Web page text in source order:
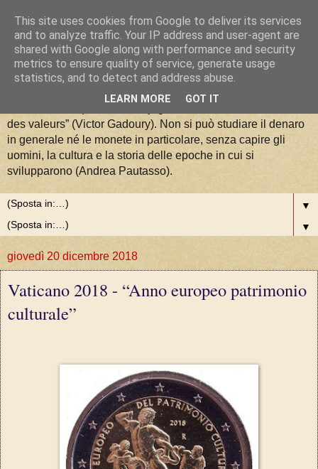
La Moneta tra Arte, Storia e
Valori
des valeurs” (Victor Gadoury). Non si può studiare il denaro
in generale né le monete in particolare, senza capire gli
uomini, la cultura e la storia delle epoche in cui si
svilupparono (Andrea Pautasso).
▼
▼
giovedì 20 dicembre 2018
Vaticano 2018 - “Anno europeo patrimonio
culturale”
This site uses cookies from Google to deliver its services
and to analyze traffic. Your IP address and user-agent are
shared with Google along with performance and security
metrics to ensure quality of service, generate usage
statistics, and to detect and address abuse.
LEARN MORE GOT IT